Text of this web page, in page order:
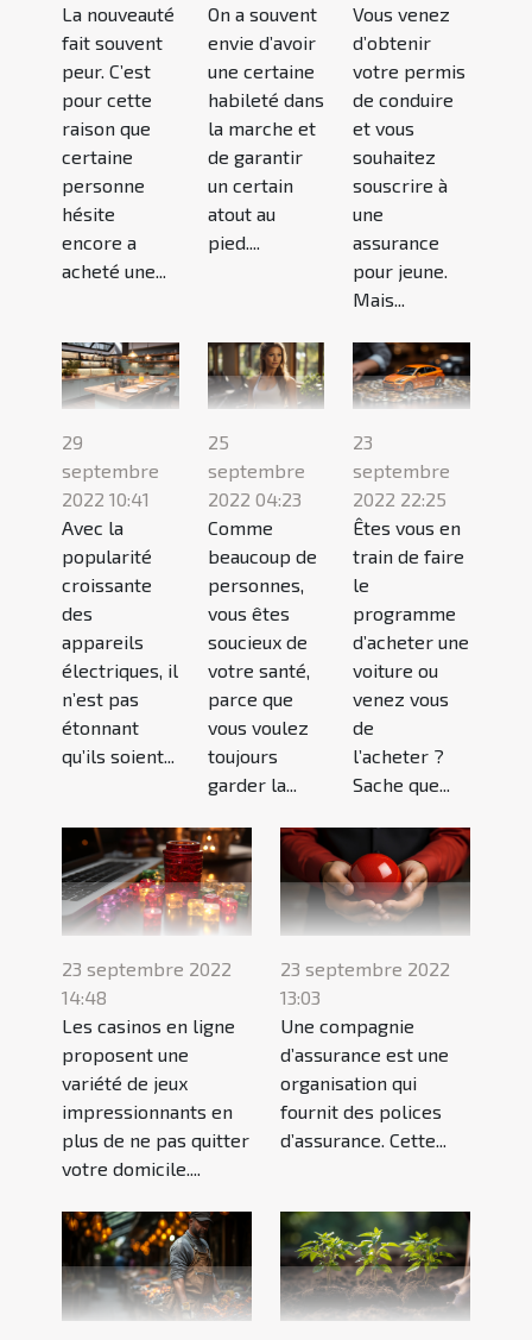
La nouveauté
fait souvent
peur. C’est
pour cette
raison que
certaine
personne
hésite
encore a
acheté une...
On a souvent
envie d’avoir
une certaine
habileté dans
la marche et
de garantir
un certain
atout au
pied....
Vous venez
d’obtenir
votre permis
de conduire
et vous
souhaitez
souscrire à
une
assurance
pour jeune.
Mais...
29
septembre
2022 10:41
Avec la
popularité
croissante
des
appareils
électriques, il
n’est pas
étonnant
qu’ils soient...
25
septembre
2022 04:23
Comme
beaucoup de
personnes,
vous êtes
soucieux de
votre santé,
parce que
vous voulez
toujours
garder la...
23
septembre
2022 22:25
Êtes vous en
train de faire
le
programme
d’acheter une
voiture ou
venez vous
de
l’acheter ?
Sache que...
23 septembre 2022
14:48
Les casinos en ligne
proposent une
variété de jeux
impressionnants en
plus de ne pas quitter
votre domicile....
23 septembre 2022
13:03
Une compagnie
d’assurance est une
organisation qui
fournit des polices
d’assurance. Cette...